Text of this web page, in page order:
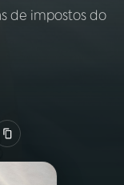
de impostos do